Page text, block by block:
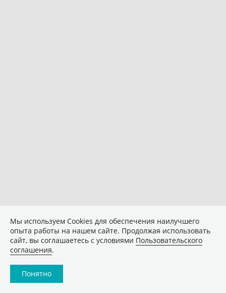
Мы используем Сookies для обеспечения наилучшего
опыта работы на нашем сайте. Продолжая использовать
сайт, вы соглашаетесь с условиями Пользовательского
соглашения.
Понятно